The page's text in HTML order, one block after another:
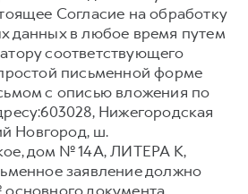
Согласие на обработку
данных в любое время путем
соответствующего
письменной форме
с описью вложения по
Нижегородская
Новгород, ш.
дом № 14А, ЛИТЕРА К,
заявление должно